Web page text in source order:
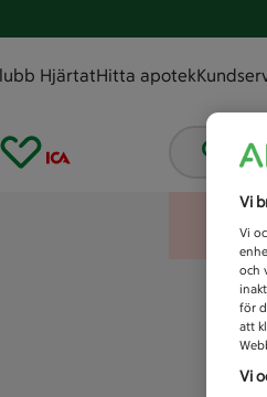
HjärtatHitta apotek
Vi
Vi
och
för
att
Vi